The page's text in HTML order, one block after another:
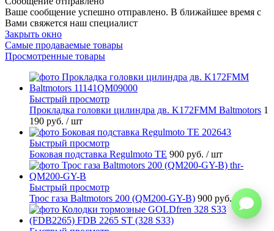
Ваше сообщение успешно отправлено. В ближайшее время с
Вами свяжется наш специалист
Закрыть окно
Самые продаваемые товары
Просмотренные товары
Быстрый просмотр
Прокладка головки цилиндра дв. K172FMM Baltmotors 1
190 руб. / шт
Быстрый просмотр
Боковая подставка Regulmoto TE 900 руб. / шт
Быстрый просмотр
Трос газа Baltmotors 200 (QM200-GY-B) 900 руб. / шт